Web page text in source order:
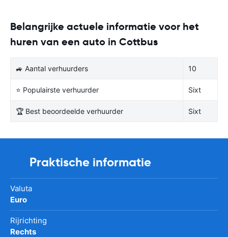
Belangrijke actuele informatie voor het
huren van een auto in Cottbus
🚙 Aantal verhuurders 10
⭐ Populairste verhuurder Sixt
🏆 Best beoordeelde verhuurder Sixt
Praktische informatie
Valuta
Euro
Rijrichting
Rechts